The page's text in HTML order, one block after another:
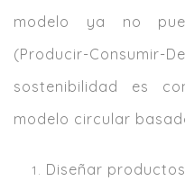
modelo ya no
(Producir-
sostenibilidad es
modelo circular
Diseñar